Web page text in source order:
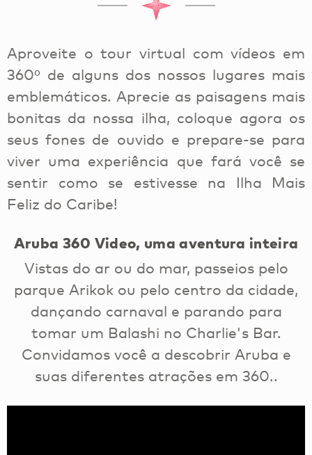
Aproveite o tour virtual com vídeos em
360º de alguns dos nossos lugares mais
emblemáticos. Aprecie as paisagens mais
bonitas da nossa ilha, coloque agora os
seus fones de ouvido e prepare-se para
viver uma experiência que fará você se
sentir como se estivesse na Ilha Mais
Feliz do Caribe!
Aruba 360 Video, uma aventura inteira
Vistas do ar ou do mar, passeios pelo
parque Arikok ou pelo centro da cidade,
dançando carnaval e parando para
tomar um Balashi no Charlie's Bar.
Convidamos você a descobrir Aruba e
suas diferentes atrações em 360..